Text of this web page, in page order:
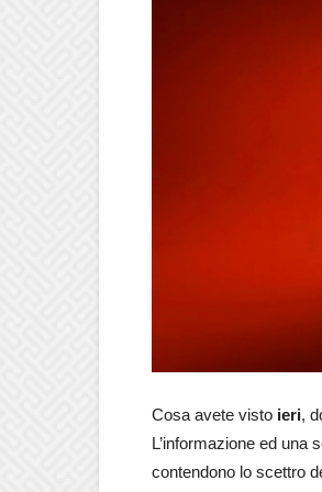
Cosa avete visto ieri,
L’informazione ed una
contendono lo scettro